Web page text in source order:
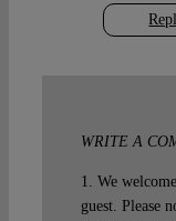
WRITE A
1. We
guest. Please